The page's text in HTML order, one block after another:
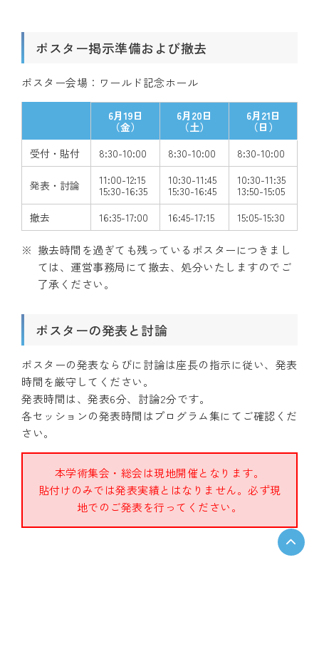
ポスター掲示準備および撤去
ポスター会場：ワールド記念ホール
6月19日
（金）
6月20日
（土）
6月21日
（日）
受付・貼付
8:30-10:00 8:30-10:00 8:30-10:00
発表・討論
11:00-12:15
15:30-16:35
10:30-11:45
15:30-16:45
10:30-11:35
13:50-15:05
撤去
16:35-17:00 16:45-17:15 15:05-15:30
撤去時間を過ぎても残っているポスターにつきまし
ては、運営事務局にて撤去、処分いたしますのでご
了承ください。
ポスターの発表と討論
ポスターの発表ならびに討論は座長の指示に従い、発表
時間を厳守してください。
発表時間は、発表6分、討論2分です。
各セッションの発表時間はプログラム集にてご確認くだ
さい。
本学術集会・総会は現地開催となります。
貼付けのみでは発表実績とはなりません。必ず現
地でのご発表を行ってください。